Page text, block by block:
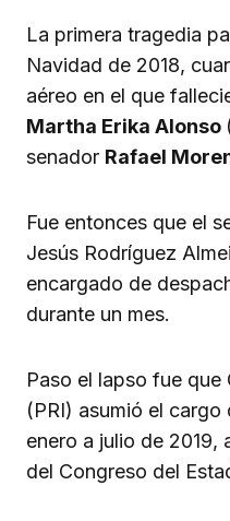
La primera tragedia
Navidad de 2018,
aéreo en el que
Martha Erika Alonso
senador Rafael
Fue entonces que el
Jesús Rodríguez
encargado de
durante un mes.
Paso el lapso fue que
(PRI) asumió el
enero a julio de 2019,
del Congreso del